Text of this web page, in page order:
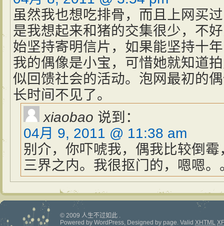
虽然我也想吃排骨，而且上网买
是我想起来和猪的交集很少，不
始坚持寄明信片，如果能坚持十
我的偶像是小宝，可惜她就知道
似回馈社会的活动。泡网最初的
长时间不见了。
xiaobao 说到：
04月 9, 2011 @ 11:38 am
别介，你吓唬我，偶我比较倒
三界之内。我很抠门的，嗯嗯。
© 2009 人生不过如此 .
Powered by WordPress, Designed by page. Valid XHTML